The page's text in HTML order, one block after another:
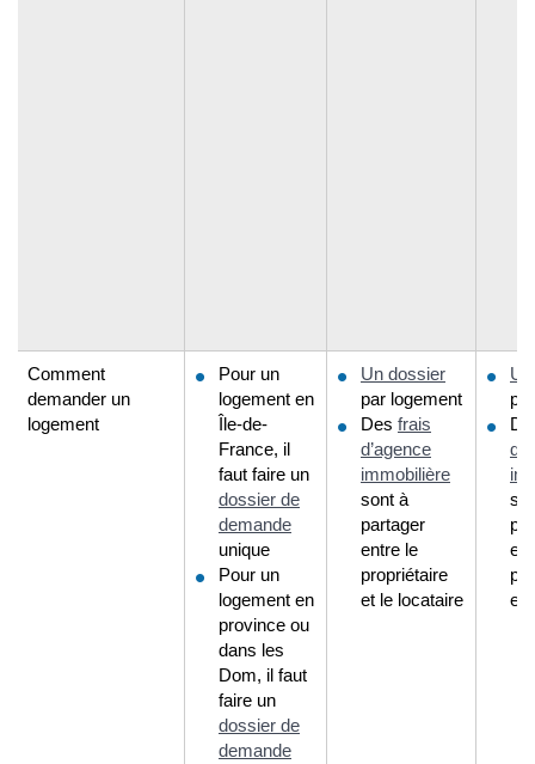
Comment
demander un
logement
Pour un
logement en
Île-de-
France, il
faut faire un
dossier de
demande
unique
Pour un
logement en
province ou
dans les
Dom, il faut
faire un
dossier de
demande
Un dossier
par logement
Des frais
d’agence
immobilière
sont à
partager
entre le
propriétaire
et le locataire
et